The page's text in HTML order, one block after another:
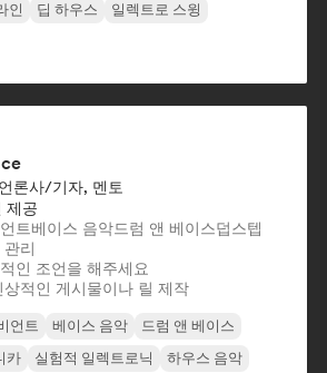
인 딥 하우스
일렉트로 스윙
론사/기자, 멘토
제공
트베이스 음악드럼 앤 베이스덥스텝
리
인 조언을 해주세요
적인 게시물이나 릴 제작
언트 베이스 음악
드럼 앤 베이스
카 실험적 일렉트로닉 하우스 음악